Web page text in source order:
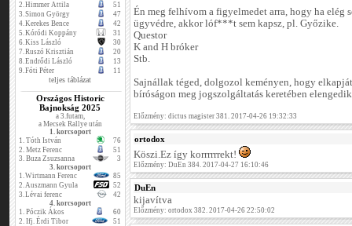
2.Himmer Attila
51
3.Simon György
47
4.Kerekes Bence
42
5.Kóródi Koppány
31
6.Kiss László
30
7.Ruszó Krisztián
20
8.Endrődi László
13
9.Fóti Péter 11
teljes táblázat
Országos Historic
Bajnokság 2025
a 3.futam,
a Mecsek Rallye után
1. korcsoport
1. Tóth István
76
2. Metz Ferenc
51
3. Buza Zsuzsanna
3
3. korcsoport
1.Wirtmann Ferenc
85
2.Auszmann Gyula
52
3.Lévai ferenc
42
4. korcsoport
1. Póczik Ákos
60
2. Ifj. Érdi Tibor
51
Én meg felhívom a figyelmedet arra, hogy ha elég
ügyvédre, akkor lóf***t sem kapsz, pl. Győzike.
Questor
K and H bróker
Stb.
Sajnállak téged, dolgozol keményen, hogy
bíróságon meg jogszolgáltatás keretében
Előzmény: dictus magister 381. 2017-04-26 19:32:33
ortodox
Köszi.Ez így korrrrrrekt!
Előzmény: DuEn 384. 2017-04-27 16:10:46
DuEn
kijavítva
Előzmény: ortodox 382. 2017-04-26 22:50:02